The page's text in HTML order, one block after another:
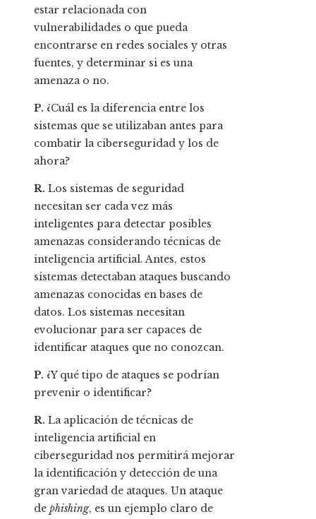
estar relacionada con
vulnerabilidades o que pueda
encontrarse en redes sociales y otras
fuentes, y determinar si es una
amenaza o no.
P. ¿Cuál es la diferencia entre los
sistemas que se utilizaban antes para
combatir la ciberseguridad y los de
ahora?
R. Los sistemas de seguridad
necesitan ser cada vez más
inteligentes para detectar posibles
amenazas considerando técnicas de
inteligencia artificial. Antes, estos
sistemas detectaban ataques buscando
amenazas conocidas en bases de
datos. Los sistemas necesitan
evolucionar para ser capaces de
identificar ataques que no conozcan.
P. ¿Y qué tipo de ataques se podrían
prevenir o identificar?
R. La aplicación de técnicas de
inteligencia artificial en
ciberseguridad nos permitirá mejorar
la identificación y detección de una
gran variedad de ataques. Un ataque
de phishing, es un ejemplo claro de